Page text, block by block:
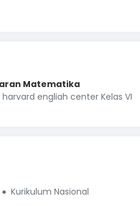
Matematika
engliah center Kelas VI
Kurikulum Nasional